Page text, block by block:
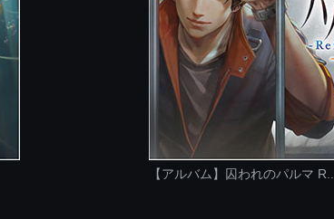
【アルバム】囚われのパルマ R...